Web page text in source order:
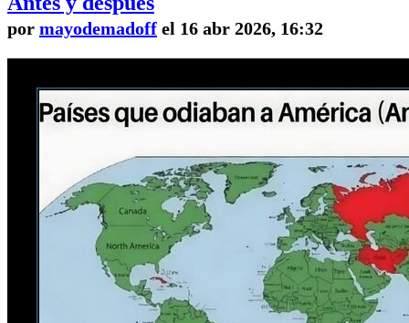
por mayodemadoff el 16 abr 2026, 16:32